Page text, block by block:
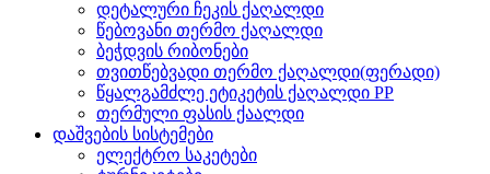
დეტალური ჩეკის ქაღალდი
წებოვანი თერმო ქაღალდი
ბეჭდვის რიბონები
თვითწებვადი თერმო ქაღალდი(ფერადი)
წყალგამძლე ეტიკეტის ქაღალდი PP
თერმული ფასის ქაალდი
დაშვების სისტემები
ელექტრო საკეტები